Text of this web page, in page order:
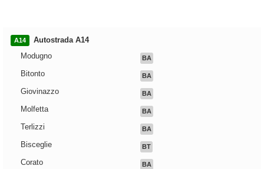
A14
Autostrada A14
Modugno
BA
Bitonto BA
Giovinazzo BA
Molfetta BA
Terlizzi BA
Bisceglie BT
Corato BA